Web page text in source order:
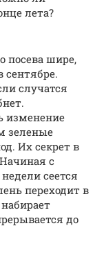
лета?
посева шире,
случатся
изменение
зеленые
Их секрет в
с
сеется
переходит в
до